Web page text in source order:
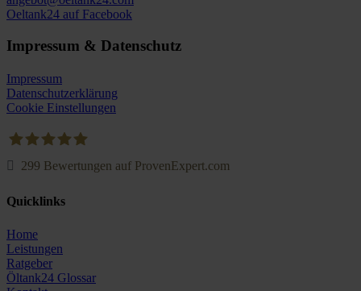
Oeltank24 auf Facebook
Impressum & Datenschutz
Impressum
Datenschutzerklärung
Cookie Einstellungen
299 Bewertungen auf ProvenExpert.com
Quicklinks
Home
Leistungen
Ratgeber
Öltank24 Glossar